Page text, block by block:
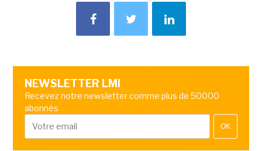
NEWSLETTER LMI
Recevez notre newsletter comme plus de 50000
abonnés
OK